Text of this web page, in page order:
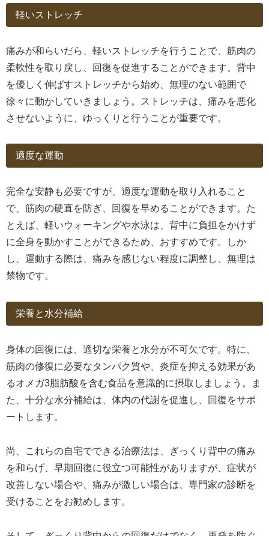
軽いストレッチ
痛みが和らいだら、軽いストレッチを行うことで、筋肉の
柔軟性を取り戻し、回復を促進することができます。背中
を優しく伸ばすストレッチから始め、無理のない範囲で
徐々に動かしていきましょう。ストレッチは、痛みを悪化
させないように、ゆっくりと行うことが重要です。
適度な運動
完全な安静も必要ですが、適度な運動を取り入れること
で、筋肉の硬直を防ぎ、回復を早めることができます。た
とえば、軽いウォーキングや水泳は、背中に負担をかけず
に全身を動かすことができるため、おすすめです。しか
し、運動する際は、痛みを感じない程度に調整し、無理は
禁物です。
栄養と水分補給
身体の回復には、適切な栄養と水分が不可欠です。特に、
筋肉の修復に必要なタンパク質や、炎症を抑える効果があ
るオメガ3脂肪酸を含む食品を意識的に摂取しましょう。ま
た、十分な水分補給は、体内の代謝を促進し、回復をサポ
ートします。
尚、これらの自宅でできる治療法は、ぎっくり背中の痛み
を和らげ、早期回復に役立つ可能性がありますが、症状が
改善しない場合や、痛みが激しい場合は、専門家の診断を
受けることをお勧めします。